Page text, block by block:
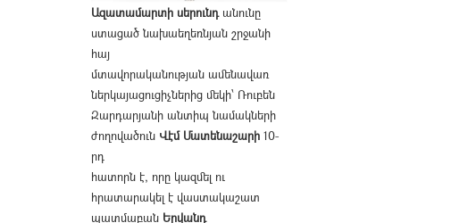
Ազատամարտի սերունդանունը
ստացած նախաեղեռնյան շրջանի
հայ
մտավորականության ամենավառ
ներկայացուցիչներից մեկի՝ Ռուբեն
Զարդարյանի անտիպ նամակների
ժողովածուն Վէմ Մատենաշարի 10-
րդ
հատորն է, որը կազմել ու
հրատարակել է վաստակաշատ
պատմաբան Երվանդ